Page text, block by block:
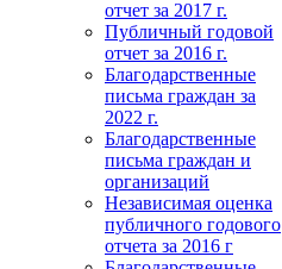
отчет за 2017 г.
Публичный годовой
отчет за 2016 г.
Благодарственные
письма граждан за
2022 г.
Благодарственные
письма граждан и
организаций
Независимая оценка
публичного годового
отчета за 2016 г